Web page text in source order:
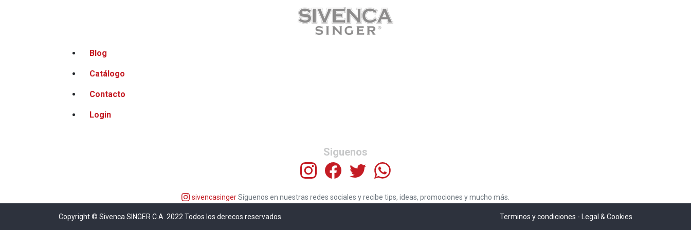
Blog
Catálogo
Contacto
Login
Siguenos
sivencasingerSíguenos en nuestras redes sociales y recibe tips, ideas, promociones y mucho más.
Copyright © Sivenca SINGER C.A. 2022 Todos los derecos reservados Terminos y condiciones - Legal & Cookies